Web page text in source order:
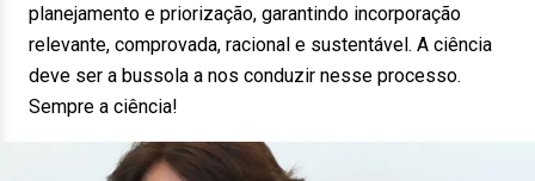
planejamento e priorização, garantindo incorporação
relevante, comprovada, racional e sustentável. A ciência
deve ser a bussola a nos conduzir nesse processo.
Sempre a ciência!